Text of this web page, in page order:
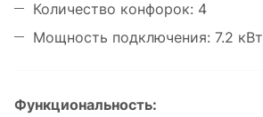
Количество конфорок: 4
Мощность подключения: 7.2 кВт
Функциональность: